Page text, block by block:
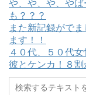
や、や、や、や
も？？？
また新記録がで
ます！！
４０代、５０代
彼とケンカ！８